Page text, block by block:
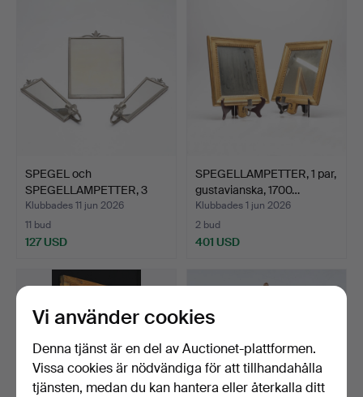
SPEGEL och
SPEGELLAMPETTER, 3
delar, Swedi…
Klubbades 11 jun 2026
11 bud
127 USD
SPEGELLAMPETTER, 1 par,
gustavianska, 1700…
Klubbades 1 jun 2026
2 bud
401 USD
Vi använder cookies
Denna tjänst är en del av Auctionet-plattformen.
Vissa cookies är nödvändiga för att tillhandahålla
tjänsten, medan du kan hantera eller återkalla ditt